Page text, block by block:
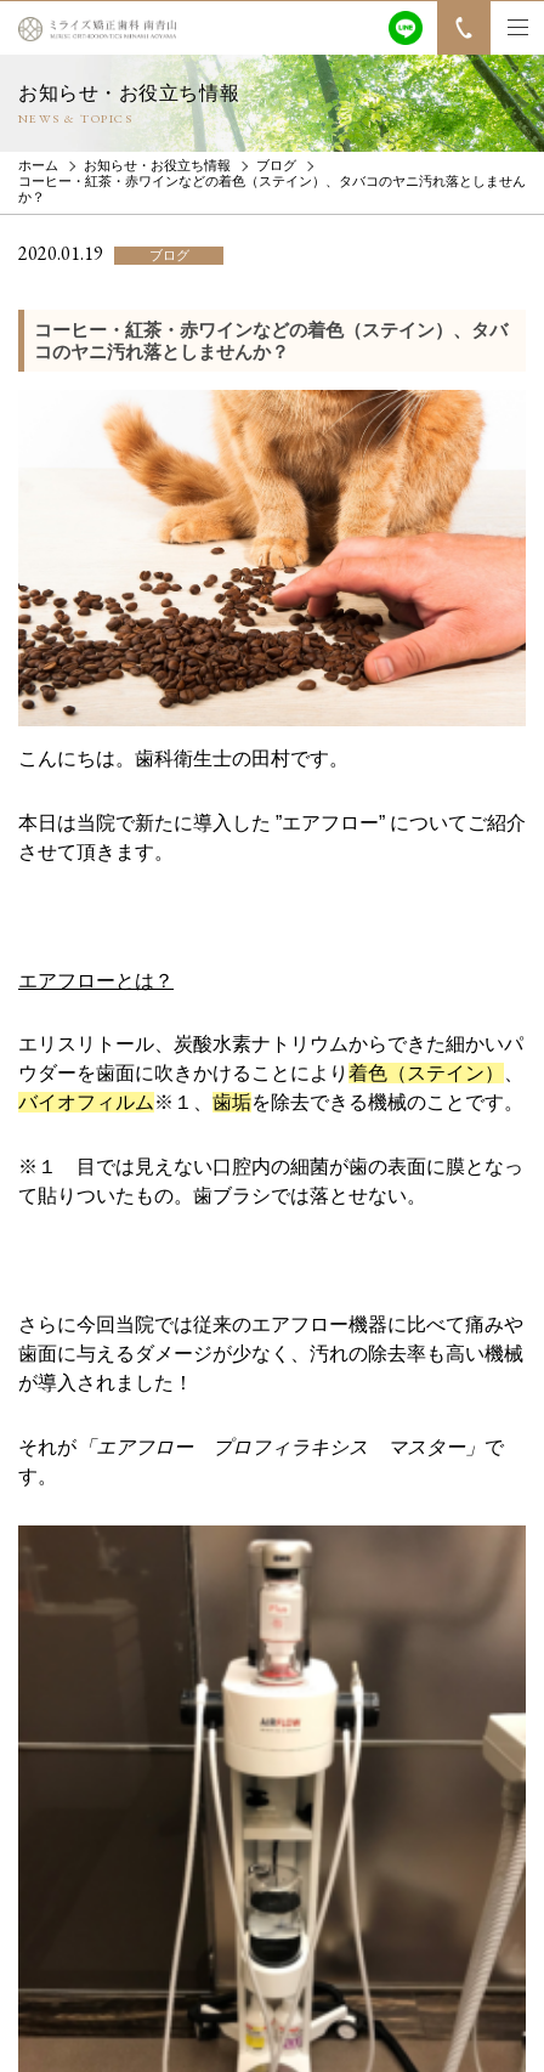
お知らせ・お役立ち情報
NEWS & TOPICS
ホーム お知らせ・お役立ち情報
ブログ
コーヒー・紅茶・赤ワインなどの着色（ステイン）、タバコのヤニ汚れ落としません
か？
2020.01.19 ブログ
コーヒー・紅茶・赤ワインなどの着色（ステイン）、タバ
コのヤニ汚れ落としませんか？
こんにちは。歯科衛生士の田村です。
本日は当院で新たに導入した ”エアフロー” についてご紹介
させて頂きます。
エアフローとは？
エリスリトール、炭酸水素ナトリウムからできた細かいパ
ウダーを歯面に吹きかけることにより 着色（ステイン）
、
バイオフィルム※１、 歯垢を除去できる機械のことです。
※１ 目では見えない口腔内の細菌が歯の表面に膜となっ
て貼りついたもの。歯ブラシでは落とせない。
さらに今回当院では従来のエアフロー機器に比べて痛みや
歯面に与えるダメージが少なく、汚れの除去率も高い機械
が導入されました！
それが 「エアフロー プロフィラキシス マスター」 で
す。